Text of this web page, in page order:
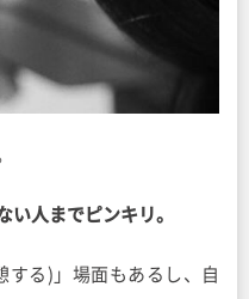
い人までピンキリ。
する)」場面もあるし、自